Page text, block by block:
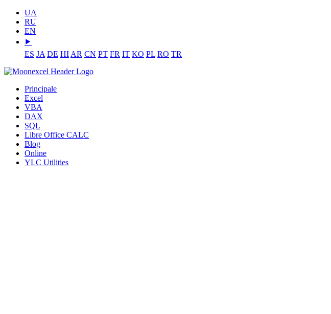
UA
RU
EN
⯈
ES JA DE HI AR CN PT FR IT KO PL RO TR
Principale
Excel
VBA
DAX
SQL
Libre Office CALC
Blog
Online
YLC Utilities